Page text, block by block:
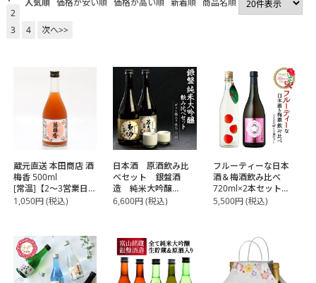
2
3
4 次へ>>
蔵元直送 本田商店 酒
梅香 500ml
[常温]【2～3営業日以
内に出荷】
1,050円(税込)
日本酒 原酒飲み比
べセット 銀盤酒
造 純米大吟醸
720ml 2本セット
【送料無料】
6,600円(税込)
フルーティーな日本
酒＆梅酒飲み比べ
720ml×2本セット
りんごぽむぽむ＆悠
無料】【3～4営業日
以内に出荷】
5,500円(税込)